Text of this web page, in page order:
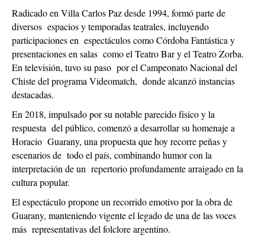
Radicado en Villa Carlos Paz desde 1994, formó parte de
diversos espacios y temporadas teatrales, incluyendo
participaciones en espectáculos como Córdoba Fantástica y
presentaciones en salas como el Teatro Bar y el Teatro Zorba.
En televisión, tuvo su paso por el Campeonato Nacional del
Chiste del programa Videomatch, donde alcanzó instancias
destacadas.
En 2018, impulsado por su notable parecido físico y la
respuesta del público, comenzó a desarrollar su homenaje a
Horacio Guarany, una propuesta que hoy recorre peñas y
escenarios de todo el país, combinando humor con la
interpretación de un repertorio profundamente arraigado en la
cultura popular.
El espectáculo propone un recorrido emotivo por la obra de
Guarany, manteniendo vigente el legado de una de las voces
más representativas del folclore argentino.